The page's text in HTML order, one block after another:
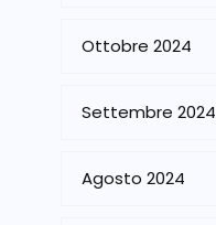
Ottobre 2024
Settembre 2024
Agosto 2024